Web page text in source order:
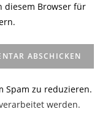
diesem Browser für
Spam zu reduzieren.
werden.